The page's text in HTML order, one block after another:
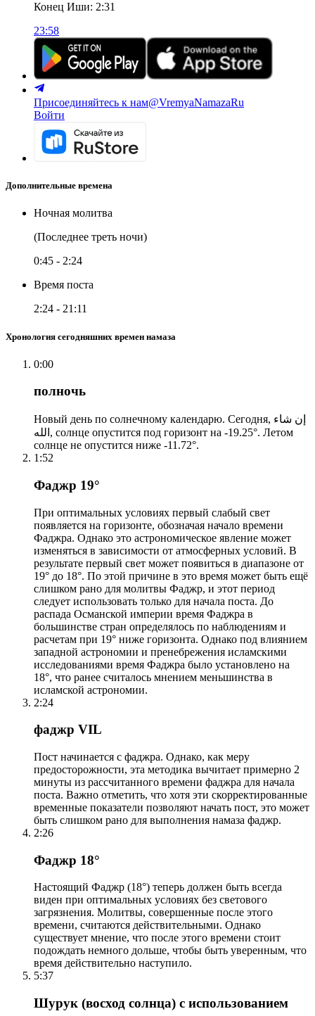
Конец Иши: 2:31
23:58
Присоединяйтесь к нам@VremyaNamazaRu
Войти
Дополнительные времена
Ночная молитва
(Последнее треть ночи)
0:45 - 2:24
Время поста
2:24 - 21:11
Хронология сегодняшних времен намаза
0:00
полночь
Новый день по солнечному календарю. Сегодня, إن شاء
الله, солнце опустится под горизонт на -19.25°. Летом
солнце не опустится ниже -11.72°.
1:52
Фаджр 19°
При оптимальных условиях первый слабый свет
появляется на горизонте, обозначая начало времени
Фаджра. Однако это астрономическое явление может
изменяться в зависимости от атмосферных условий. В
результате первый свет может появиться в диапазоне от
19° до 18°. По этой причине в это время может быть ещё
слишком рано для молитвы Фаджр, и этот период
следует использовать только для начала поста. До
распада Османской империи время Фаджра в
большинстве стран определялось по наблюдениям и
расчетам при 19° ниже горизонта. Однако под влиянием
западной астрономии и пренебрежения исламскими
исследованиями время Фаджра было установлено на
18°, что ранее считалось мнением меньшинства в
исламской астрономии.
2:24
фаджр VIL
Пост начинается с фаджра. Однако, как меру
предосторожности, эта методика вычитает примерно 2
минуты из рассчитанного времени фаджра для начала
поста. Важно отметить, что хотя эти скорректированные
временные показатели позволяют начать пост, это может
быть слишком рано для выполнения намаза фаджр.
2:26
Фаджр 18°
Настоящий Фаджр (18°) теперь должен быть всегда
виден при оптимальных условиях без светового
загрязнения. Молитвы, совершенные после этого
времени, считаются действительными. Однако
существует мнение, что после этого времени стоит
подождать немного дольше, чтобы быть уверенным, что
время действительно наступило.
5:37
Шурук (восход солнца) с использованием